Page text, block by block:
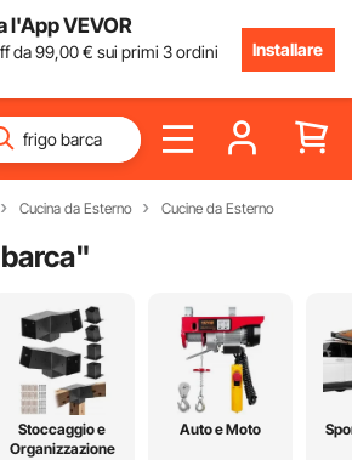
l'App VEVOR
da99,00€ sui primi 3 ordini
Installare
Cucina da Esterno Cucine da Esterno
"
Stoccaggio e
Organizzazione
Auto e Moto